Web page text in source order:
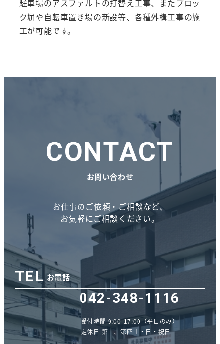
駐車場のアスファルトの打替え工事、またブロッ
ク塀や自転車置き場の新設等、各種外構工事の施
工が可能です。
CONTACT
お問い合わせ
お仕事のご依頼・ご相談など、
お気軽にご相談ください。
TEL お電話
042-348-1116
受付時間 9:00-17:00（平日のみ）
定休日 第二、第四土・日・祝日